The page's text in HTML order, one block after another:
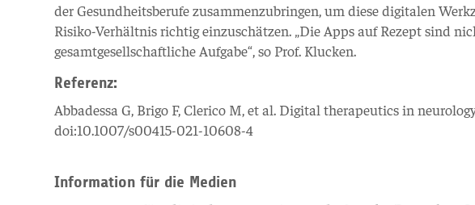
der Gesundheitsberufe zusammenzubringen, um diese digitalen
Risiko-Verhältnis richtig einzuschätzen. „Die Apps auf Rezept sind
gesamtgesellschaftliche Aufgabe“, so Prof. Klucken.
Referenz:
Abbadessa G, Brigo F, Clerico M, et al. Digital therapeutics in
doi:10.1007/s00415-021-10608-4
Information für die Medien